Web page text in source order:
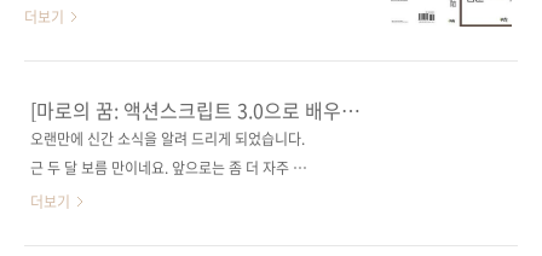
다. ☞ 예약판매이벤트 페이지 바로가기 ☞ 도서
구매페이지 바로가기 ☞ 도서 미리보기(처음~3
올 때마다 그와 관련된 까페나 커뮤니티들을 개
개설되어 있고, 온라인과 오프라인을 넘나들면
서 왕성한 활동들을 하고 있습니다. 새로운 IT 기
술을 접하고 부족한 지식을 보충하는 데에는 관
던 시절 얘기죠. 책, 블로그, 커뮤니티, 세미나, 컨
퍼런스 등등 다양한 채널로 정보습득이 이루어
더보기
[마로의 꿈: 액션스크립트 3.0으로 배우는
소셜 게임 프로그래밍] 예약판매 안내
오랜만에 신간 소식을 알려 드리게 되었습니다.
근 두 달 보름 만이네요. 앞으로는 좀 더 자주 신
간 소식들을 알릴 수 있을 것 같습니다. 오늘은
더보기